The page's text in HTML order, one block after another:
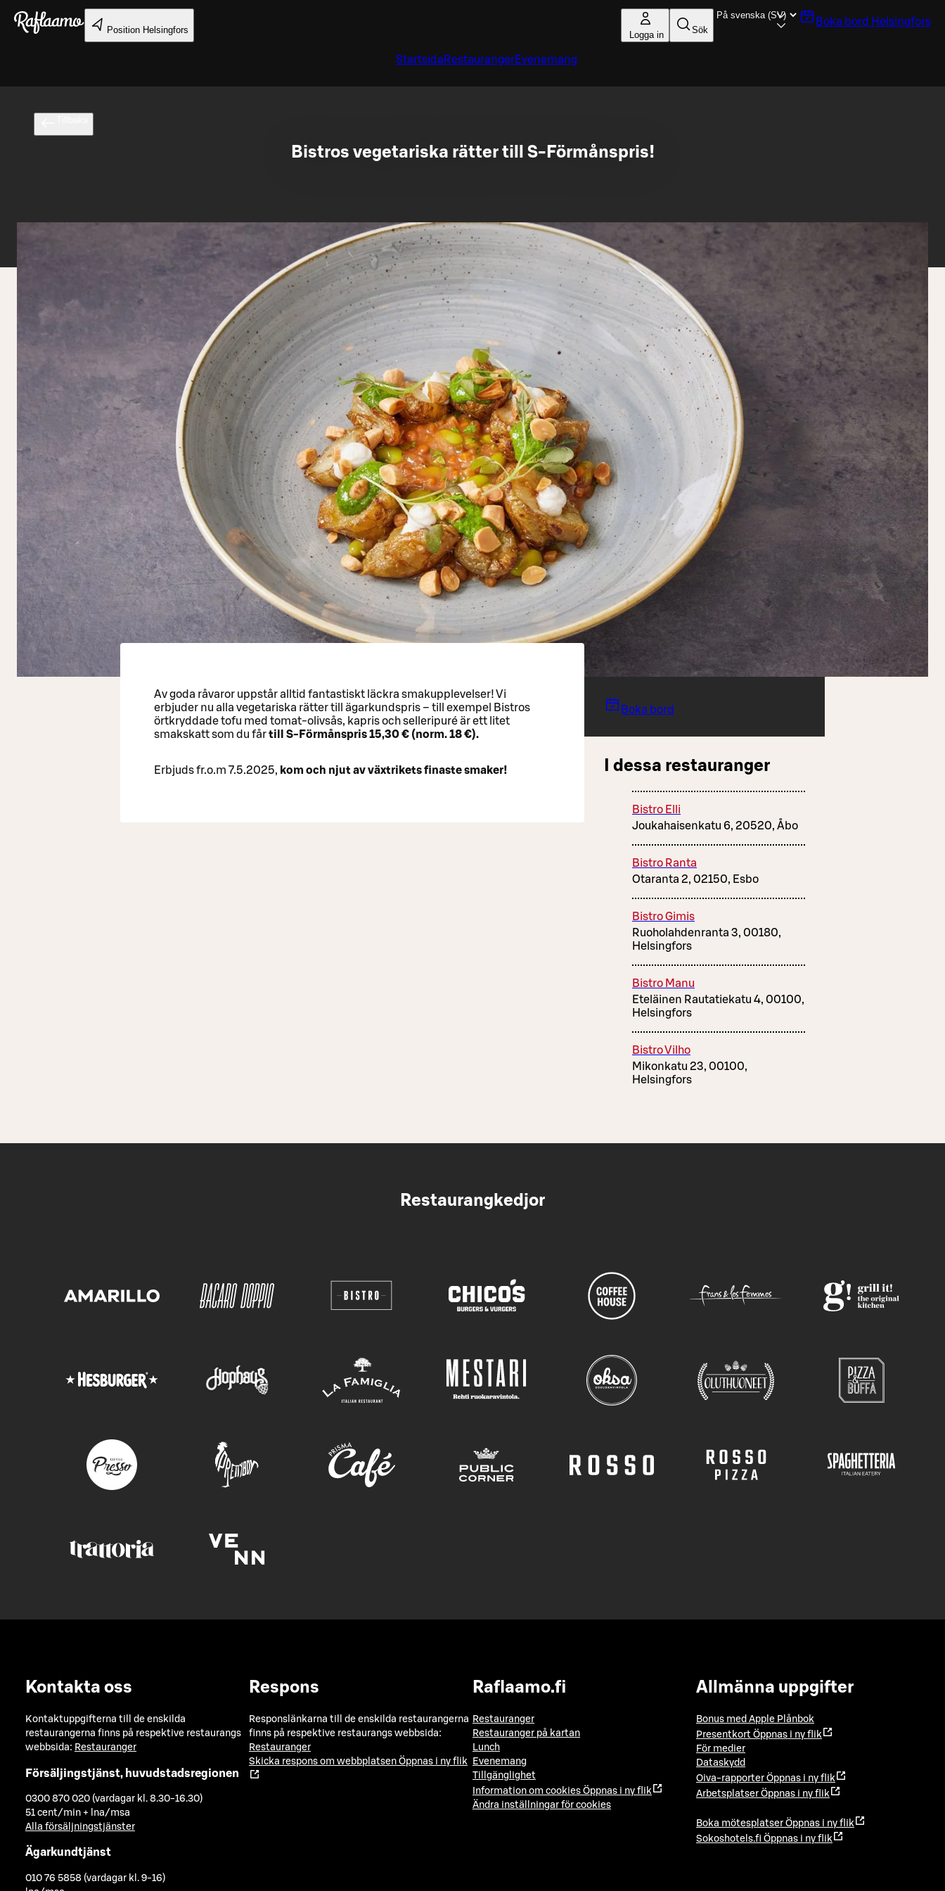
Gå till huvudinnehållet
Position Helsingfors Logga in Sök
Boka bord Helsingfors
Startsida RestaurangerEvenemang
Bistros vegetariska rätter till S-Förmånspris!
Av goda råvaror uppstår alltid fantastiskt läckra smakupplevelser! Vi
erbjuder nu alla vegetariska rätter till ägarkundspris – till exempel Bistros
örtkryddade tofu med tomat-olivsås, kapris och selleripuré är ett litet
smakskatt som du fårtill S-Förmånspris 15,30 € (norm. 18 €).
Erbjuds fr.o.m 7.5.2025, kom och njut av växtrikets finaste smaker!
Boka bord
I dessa restauranger
Bistro Elli
Joukahaisenkatu 6, 20520, Åbo
Bistro Ranta
Otaranta 2, 02150, Esbo
Bistro Gimis
Ruoholahdenranta 3, 00180,
Helsingfors
Bistro Manu
Eteläinen Rautatiekatu 4, 00100,
Helsingfors
Bistro Vilho
Mikonkatu 23, 00100,
Helsingfors
Restaurangkedjor
Kontakta oss
Kontaktuppgifterna till de enskilda
restaurangerna finns på respektive restaurangs
webbsida: Restauranger
Försäljingstjänst, huvudstadsregionen
0300 870 020 (vardagar kl. 8.30-16.30)
51 cent/min + lna/msa
Alla försäljningstjänster
Ägarkundtjänst
010 76 5858 (vardagar kl. 9-16)
Respons
Responslänkarna till de enskilda restaurangerna
finns på respektive restaurangs webbsida:
Restauranger
Skicka respons om webbplatsen Öppnas i ny flik
Raflaamo.fi
Restauranger
Restauranger på kartan
Lunch
Evenemang
Tillgänglighet
Information om cookies Öppnas i ny flik
Ändra inställningar för cookies
Allmänna uppgifter
Bonus med Apple Plånbok
Presentkort Öppnas i ny flik
För medier
Dataskydd
Oiva-rapporter Öppnas i ny flik
Arbetsplatser Öppnas i ny flik
Boka mötesplatser Öppnas i ny flik
Sokoshotels.fi Öppnas i ny flik